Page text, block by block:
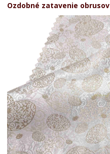
Ozdobné zatavenie obrusov